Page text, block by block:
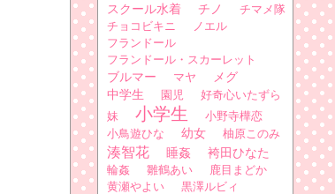
スクール水着 チノ
チマメ隊
チョコビキニ
ノエル
フランドール
フランドール・スカーレット
ブルマー マヤ
メグ
中学生
園児
好奇心いたずら
妹
小学生
小野寺樺恋
小鳥遊ひな
幼女 柚原このみ
湊智花 睡姦
袴田ひなた
輪姦
雛鶴あい
鹿目まどか
黄瀬やよい
黒澤ルビィ